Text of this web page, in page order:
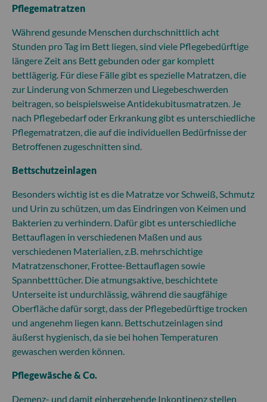
Pflegematratzen
Während gesunde Menschen durchschnittlich acht
Stunden pro Tag im Bett liegen, sind viele Pflegebedürftige
längere Zeit ans Bett gebunden oder gar komplett
bettlägerig. Für diese Fälle gibt es spezielle Matratzen, die
zur Linderung von Schmerzen und Liegebeschwerden
beitragen, so beispielsweise Antidekubitusmatratzen. Je
nach Pflegebedarf oder Erkrankung gibt es unterschiedliche
Pflegematratzen, die auf die individuellen Bedürfnisse der
Betroffenen zugeschnitten sind.
Bettschutzeinlagen
Besonders wichtig ist es die Matratze vor Schweiß, Schmutz
und Urin zu schützen, um das Eindringen von Keimen und
Bakterien zu verhindern. Dafür gibt es unterschiedliche
Bettauflagen in verschiedenen Maßen und aus
verschiedenen Materialien, z.B. mehrschichtige
Matratzenschoner, Frottee-Bettauflagen sowie
Spannbetttücher. Die atmungsaktive, beschichtete
Unterseite ist undurchlässig, während die saugfähige
Oberfläche dafür sorgt, dass der Pflegebedürftige trocken
und angenehm liegen kann. Bettschutzeinlagen sind
äußerst hygienisch, da sie bei hohen Temperaturen
gewaschen werden können.
Pflegewäsche & Co.
Demenz- und damit einhergehende Inkontinenz stellen